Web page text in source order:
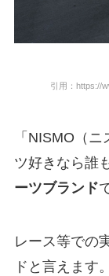
引用：https://
「NISMO（
ツ好きなら誰
ーツブランド
レース等での
ドと言えます。